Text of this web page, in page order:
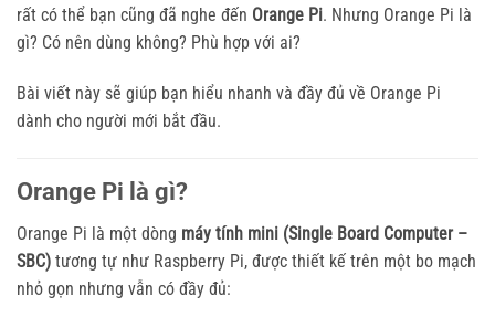
rất có thể bạn cũng đã nghe đến Orange Pi. Nhưng Orange Pi là
gì? Có nên dùng không? Phù hợp với ai?
Bài viết này sẽ giúp bạn hiểu nhanh và đầy đủ về Orange Pi
dành cho người mới bắt đầu.
Orange Pi là gì?
Orange Pi là một dòng máy tính mini (Single Board Computer –
SBC) tương tự như Raspberry Pi, được thiết kế trên một bo mạch
nhỏ gọn nhưng vẫn có đầy đủ: